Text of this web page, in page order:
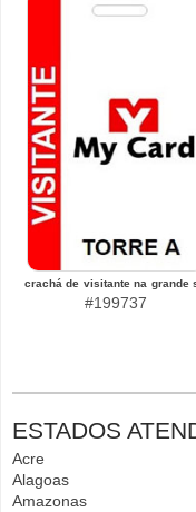
crachá de visitante na grande
#199737
ESTADOS
Acre
Alagoas
Amazonas